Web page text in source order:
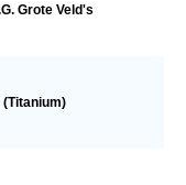
Grote Veld's